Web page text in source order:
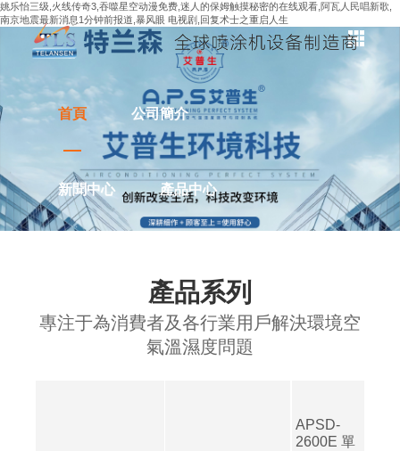
姚乐怡三级,火线传奇3,吞噬星空动漫免费,迷人的保姆触摸秘密的在线观看,阿瓦人民唱新歌,
南京地震最新消息1分钟前报道,暴风眼 电视剧,回复术士之重启人生
首頁 公司簡介
新聞中心 產品中心
產品系列
專注于為消費者及各行業用戶解決環境空
氣溫濕度問題
APSD-
2600E 單